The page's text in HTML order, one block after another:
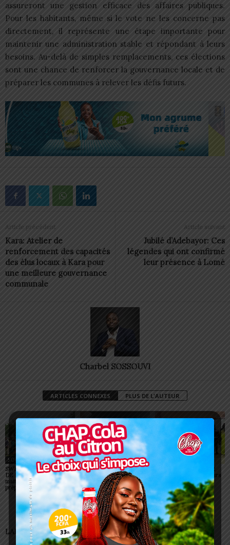
assureront une gestion efficace des affaires publiques.
Pour les habitants, même si le vote ne les concerne pas
directement, il représente une étape importante pour
maintenir une administration stable et répondant à leurs
besoins. Au-delà de simples remplacements, ces élections
sont une chance de renforcer la gouvernance locale et de
préparer les communes à relever les défis futurs.
Article précédent
Kara: Atelier de
renforcement des capacités
des élus locaux à Kara pour
une meilleure gouvernance
communale
Article suivant
Jubilé d’Adebayor: Ces
légendes qui ont confirmé
leur présence à Lomé
Charbel SOSSOUVI
ARTICLES CONNEXES PLUS DE L'AUTEUR
SOCIÉTÉ
SWEDD+ Togo / ECOLE
DE LA CHANCE : les
maitres-artisans se
préparent à transmettre
SOCIÉTÉ
Glory Night 2026: Sonnie
Badu fait chanter des
milliers de personnes à
Lomé
récompense les meilleurs
LAISSER UN COMMENTAIRE